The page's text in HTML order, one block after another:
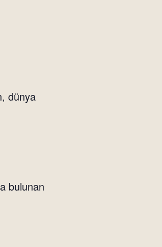
dünya
bulunan